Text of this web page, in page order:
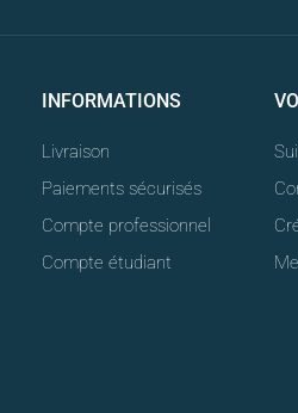
INFORMATIONS
Livraison
Paiements sécurisés
Compte professionnel
Compte étudiant